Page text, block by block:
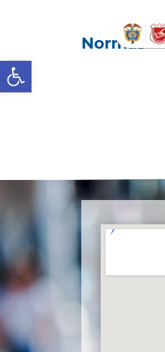
Abrir barra de herramientas
Normas